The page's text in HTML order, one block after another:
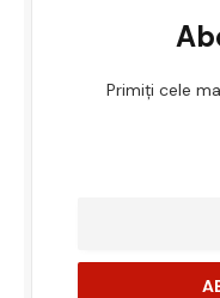
Primiți cele